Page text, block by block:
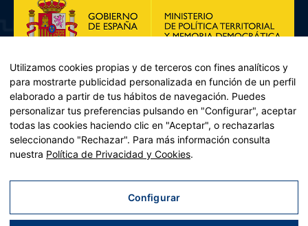
Plan de Recuperación, Transformación y Resiliencia – Financiado por
Recuperación y resiliencia, establecido por el Reglamento (UE)
2021/241 del Parlamento Europeo y del Consejo, de 12 de febrero
Utilizamos cookies propias y de terceros con fines analíticos y
para mostrarte publicidad personalizada en función de un perfil
elaborado a partir de tus hábitos de navegación. Puedes
personalizar tus preferencias pulsando en "Configurar", aceptar
todas las cookies haciendo clic en "Aceptar", o rechazarlas
seleccionando "Rechazar". Para más información consulta
nuestra Política de Privacidad y Cookies.
Configurar